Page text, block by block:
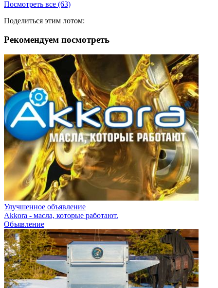
Посмотреть все (63)
Поделиться этим лотом:
Рекомендуем посмотреть
Улучшенное объявление
Akkora - масла, которые работают.
Объявление